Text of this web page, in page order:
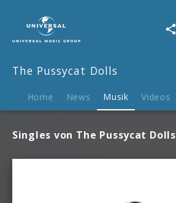
Pussycat
The Pussycat Dolls
Home News Musik Videos
Singles von The Pussycat Dolls